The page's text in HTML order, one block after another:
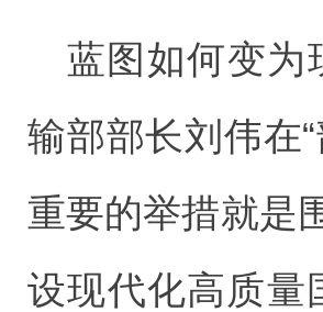
蓝图如何变为
输部部长刘伟在
重要的举措就是
设现代化高质量